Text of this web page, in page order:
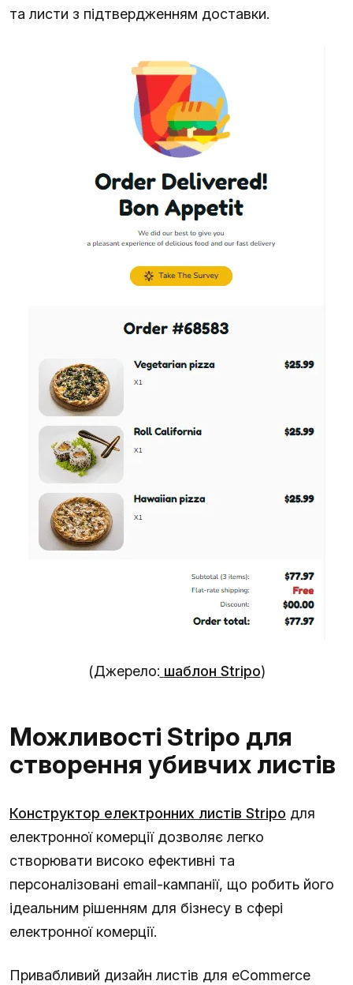
та листи з підтвердженням доставки.
(Джерело: шаблон Stripo)
Можливості Stripo для
створення убивчих листів
Конструктор електронних листів Stripo для
електронної комерції дозволяє легко
створювати високо ефективні та
персоналізовані email-кампанії, що робить його
ідеальним рішенням для бізнесу в сфері
електронної комерції.
Привабливий дизайн листів для eCommerce